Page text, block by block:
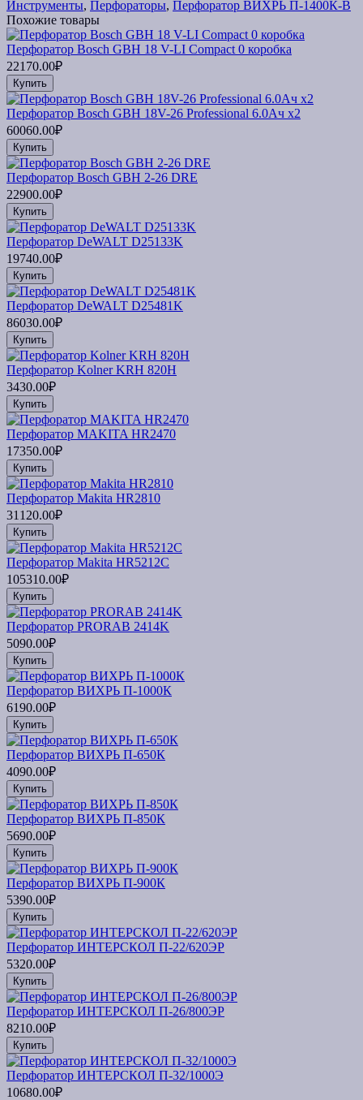
Инструменты, Перфораторы, Перфоратор ВИХРЬ П-1400К-В
Похожие товары
Перфоратор Bosch GBH 18 V-LI Compact 0 коробка
22170.00₽
Купить
Перфоратор Bosch GBH 18V-26 Professional 6.0Ач x2
60060.00₽
Купить
Перфоратор Bosch GBH 2-26 DRE
22900.00₽
Купить
Перфоратор DeWALT D25133K
19740.00₽
Купить
Перфоратор DeWALT D25481K
86030.00₽
Купить
Перфоратор Kolner KRH 820H
3430.00₽
Купить
Перфоратор MAKITA HR2470
17350.00₽
Купить
Перфоратор Makita HR2810
31120.00₽
Купить
Перфоратор Makita HR5212C
105310.00₽
Купить
Перфоратор PRORAB 2414K
5090.00₽
Купить
Перфоратор ВИХРЬ П-1000К
6190.00₽
Купить
Перфоратор ВИХРЬ П-650К
4090.00₽
Купить
Перфоратор ВИХРЬ П-850К
5690.00₽
Купить
Перфоратор ВИХРЬ П-900К
5390.00₽
Купить
Перфоратор ИНТЕРСКОЛ П-22/620ЭР
5320.00₽
Купить
Перфоратор ИНТЕРСКОЛ П-26/800ЭР
8210.00₽
Купить
Перфоратор ИНТЕРСКОЛ П-32/1000Э
10680.00₽